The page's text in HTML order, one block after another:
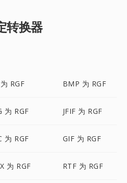
转换器
RGF BMP 为 RGF
为 RGF JFIF 为 RGF
为 RGF GIF 为 RGF
为 RGF RTF 为 RGF